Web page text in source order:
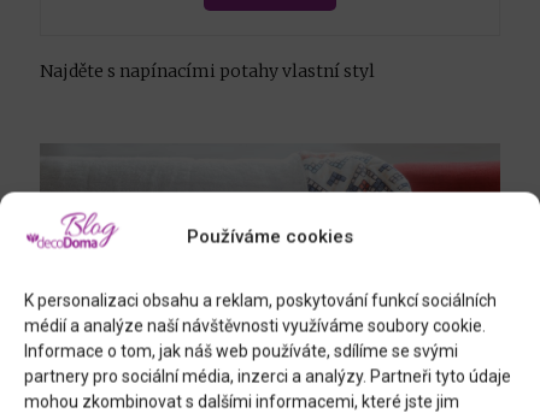
Používáme cookies
K personalizaci obsahu a reklam, poskytování funkcí sociálních
médií a analýze naší návštěvnosti využíváme soubory cookie.
Informace o tom, jak náš web používáte, sdílíme se svými
partnery pro sociální média, inzerci a analýzy. Partneři tyto údaje
mohou zkombinovat s dalšími informacemi, které jste jim
Najděte s napínacími potahy vlastní styl